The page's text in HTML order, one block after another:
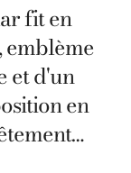
fit en
emblème
et d'un
en